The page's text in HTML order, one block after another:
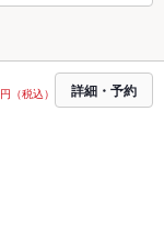
円（税込） 詳細・予約